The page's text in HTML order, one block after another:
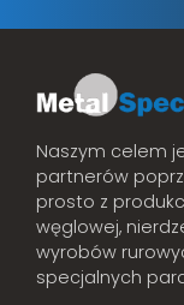
Naszym celem
partnerów
prosto z
węglowej,
wyrobów
specjalnych